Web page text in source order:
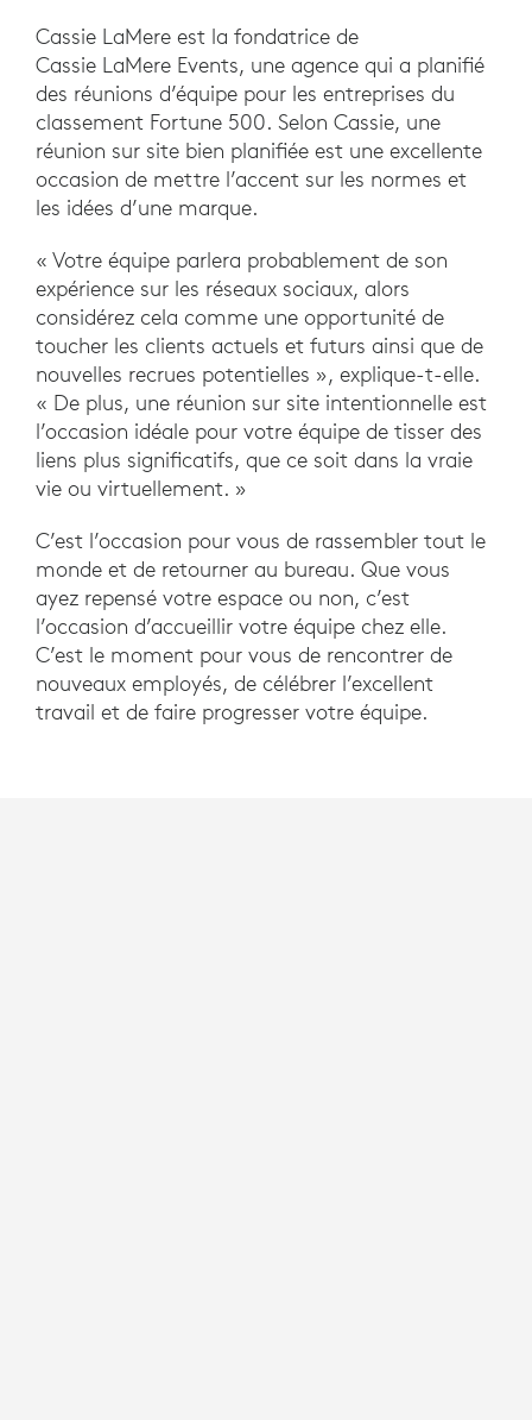
Cassie LaMere est la fondatrice de
Cassie LaMere Events, une agence qui a planifié
des réunions d’équipe pour les entreprises du
classement Fortune 500. Selon Cassie, une
réunion sur site bien planifiée est une excellente
occasion de mettre l’accent sur les normes et
les idées d’une marque.
« Votre équipe parlera probablement de son
expérience sur les réseaux sociaux, alors
considérez cela comme une opportunité de
toucher les clients actuels et futurs ainsi que de
nouvelles recrues potentielles », explique-t-elle.
« De plus, une réunion sur site intentionnelle est
l’occasion idéale pour votre équipe de tisser des
liens plus significatifs, que ce soit dans la vraie
vie ou virtuellement. »
C’est l’occasion pour vous de rassembler tout le
monde et de retourner au bureau. Que vous
ayez repensé votre espace ou non, c’est
l’occasion d’accueillir votre équipe chez elle.
C’est le moment pour vous de rencontrer de
nouveaux employés, de célébrer l’excellent
travail et de faire progresser votre équipe.